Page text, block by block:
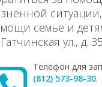
семье и
ул., д.
Телефон для
(812) 573-98-30.